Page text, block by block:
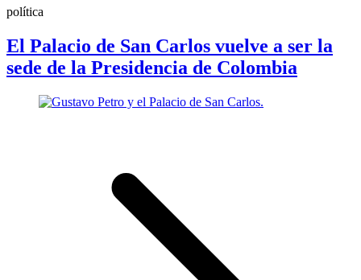
política
El Palacio de San Carlos vuelve a ser la
sede de la Presidencia de Colombia